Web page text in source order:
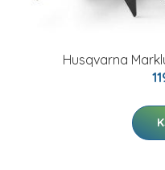
Husqvarna